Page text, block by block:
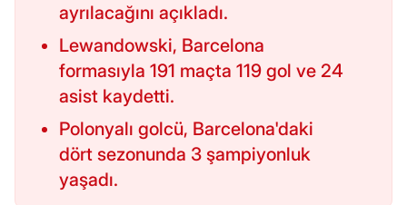
ayrılacağını açıkladı.
Lewandowski, Barcelona
formasıyla 191 maçta 119 gol ve 24
asist kaydetti.
Polonyalı golcü, Barcelona'daki
dört sezonunda 3 şampiyonluk
yaşadı.